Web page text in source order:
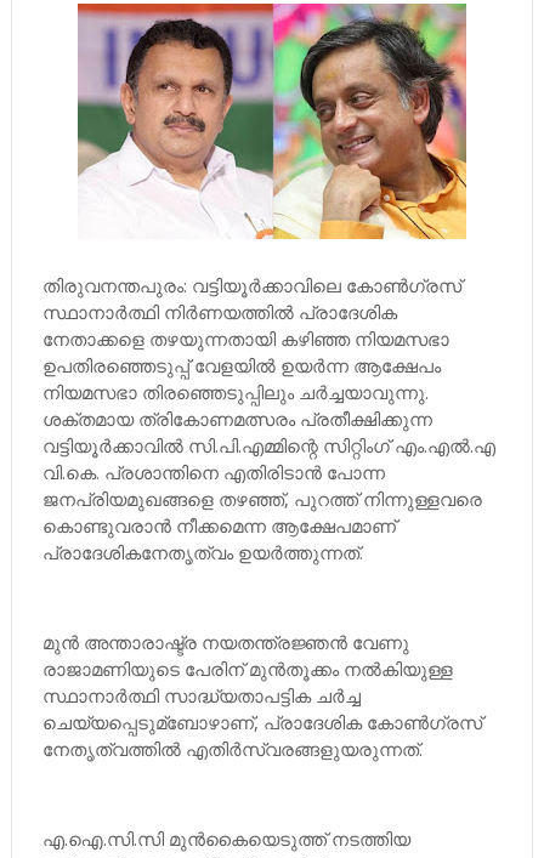
തിരുവനന്തപുരം: വട്ടിയൂര്‍ക്കാവിലെ കോണ്‍ഗ്രസ്
സ്ഥാനാര്‍ത്ഥി നിര്‍ണയത്തില്‍ പ്രാദേശിക
നേതാക്കളെ തഴയുന്നതായി കഴിഞ്ഞ നിയമസഭാ
ഉപതിരഞ്ഞെടുപ്പ് വേളയില്‍ ഉയര്‍ന്ന ആക്ഷേപം
നിയമസഭാ തിരഞ്ഞെടുപ്പിലും ചര്‍ച്ചയാവുന്നു.
ശക്തമായ ത്രികോണമത്സരം പ്രതീക്ഷിക്കുന്ന
വട്ടിയൂര്‍ക്കാവില്‍ സി.പി.എമ്മിന്റെ സിറ്റിംഗ് എം.എല്‍.എ
വി.കെ. പ്രശാന്തിനെ എതിരിടാന്‍ പോന്ന
ജനപ്രിയമുഖങ്ങളെ തഴഞ്ഞ്,​ പുറത്ത് നിന്നുള്ളവരെ
കൊണ്ടുവരാന്‍ നീക്കമെന്ന ആക്ഷേപമാണ്
പ്രാദേശികനേതൃത്വം ഉയര്‍ത്തുന്നത്.
മുന്‍ അന്താരാഷ്ട്ര നയതന്ത്രജ്ഞന്‍ വേണു
രാജാമണിയുടെ പേരിന് മുന്‍തൂക്കം നല്‍കിയുള്ള
സ്ഥാനാര്‍ത്ഥി സാദ്ധ്യതാപട്ടിക ചര്‍ച്ച
ചെയ്യപ്പെടുമ്ബോഴാണ്, പ്രാദേശിക കോണ്‍ഗ്രസ്
നേതൃത്വത്തില്‍ എതിര്‍സ്വരങ്ങളുയരുന്നത്.
എ.ഐ.സി.സി മുന്‍കൈയെടുത്ത് നടത്തിയ